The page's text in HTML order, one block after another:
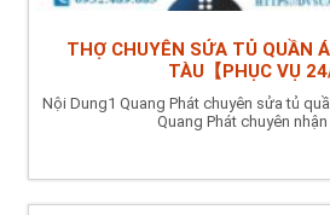
THỢ CHUYÊN SỬA TỦ QUẦN
TÀU【PHỤC VỤ
Nội Dung1 Quang Phát chuyên sửa tủ
Quang Phát chuyên nhận